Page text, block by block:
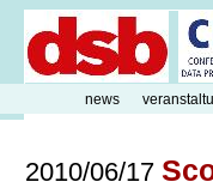
2010/06/17
news